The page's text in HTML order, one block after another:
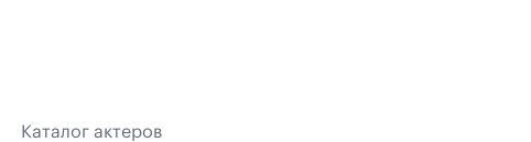
Каталог актеров